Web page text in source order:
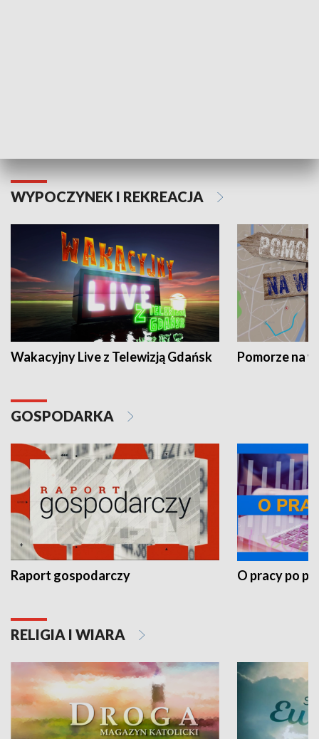
WYPOCZYNEK I REKREACJA
Wakacyjny Live z Telewizją Gdańsk Pomorze na
GOSPODARKA
Raport gospodarczy O pracy po
RELIGIA I WIARA